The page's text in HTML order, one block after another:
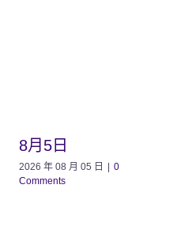
8月5日
2026 年 08 月 05 日
0
Comments